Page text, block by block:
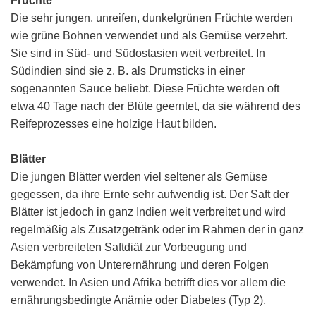
Die sehr jungen, unreifen, dunkelgrünen Früchte werden
wie grüne Bohnen verwendet und als Gemüse verzehrt.
Sie sind in Süd- und Südostasien weit verbreitet. In
Südindien sind sie z. B. als Drumsticks in einer
sogenannten Sauce beliebt. Diese Früchte werden oft
etwa 40 Tage nach der Blüte geerntet, da sie während des
Reifeprozesses eine holzige Haut bilden.
Blätter
Die jungen Blätter werden viel seltener als Gemüse
gegessen, da ihre Ernte sehr aufwendig ist. Der Saft der
Blätter ist jedoch in ganz Indien weit verbreitet und wird
regelmäßig als Zusatzgetränk oder im Rahmen der in ganz
Asien verbreiteten Saftdiät zur Vorbeugung und
Bekämpfung von Unterernährung und deren Folgen
verwendet. In Asien und Afrika betrifft dies vor allem die
ernährungsbedingte Anämie oder Diabetes (Typ 2).